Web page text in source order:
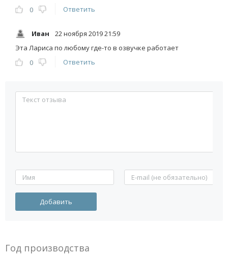
0
Ответить
Иван
22 ноября 2019 21:59
Эта Лариса по любому где-то в озвучке работает
0
Ответить
Год производства